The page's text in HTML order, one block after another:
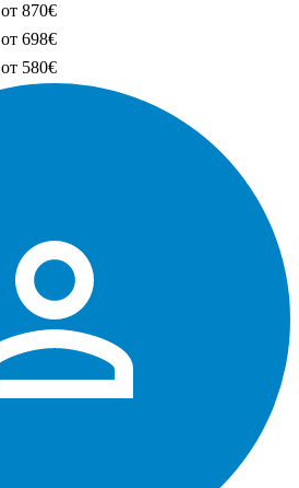
от 870€
от 698€
от 580€